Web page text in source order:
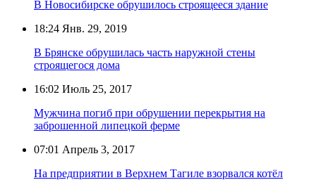
В Новосибирске обрушилось строящееся здание
18:24 Янв. 29, 2019
В Брянске обрушилась часть наружной стены
строящегося дома
16:02 Июль 25, 2017
Мужчина погиб при обрушении перекрытия на
заброшенной липецкой ферме
07:01 Апрель 3, 2017
На предприятии в Верхнем Тагиле взорвался котёл